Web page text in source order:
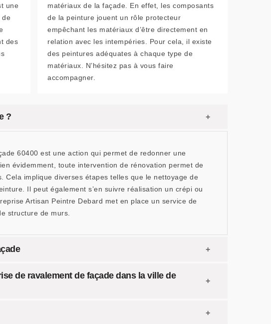
une
de
des
matériaux de la façade. En effet, les composants
de la peinture jouent un rôle protecteur
empêchant les matériaux d’être directement en
relation avec les intempéries. Pour cela, il existe
des peintures adéquates à chaque type de
matériaux. N’hésitez pas à vous faire
accompagner.
?
60400 est une action qui permet de redonner une
évidemment, toute intervention de rénovation permet de
Cela implique diverses étapes telles que le nettoyage de
Il peut également s’en suivre réalisation un crépi ou
Artisan Peintre Debard met en place un service de
structure de murs.
de ravalement de façade dans la ville de